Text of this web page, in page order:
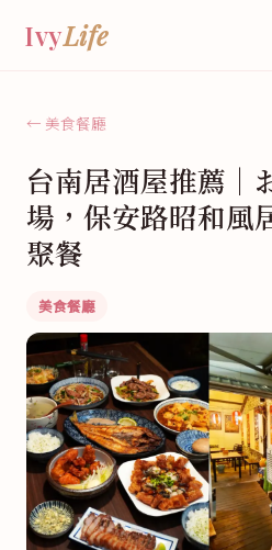
IvyLife
← 美食餐廳
台南居酒屋推薦｜
場，保安路昭和風
聚餐
美食餐廳